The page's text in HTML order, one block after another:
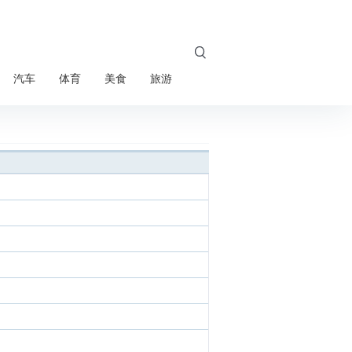

汽车 体育 美食 旅游